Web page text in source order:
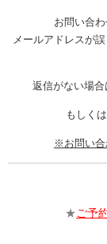
お問い合
メールアドレスが
返信がない場合
もしく
※お問い合
★ご予